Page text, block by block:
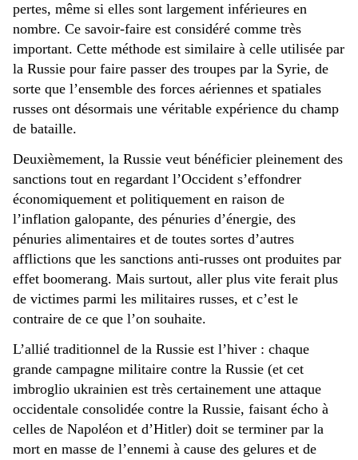
pertes, même si elles sont largement inférieures en
nombre. Ce savoir-faire est considéré comme très
important. Cette méthode est similaire à celle utilisée par
la Russie pour faire passer des troupes par la Syrie, de
sorte que l’ensemble des forces aériennes et spatiales
russes ont désormais une véritable expérience du champ
de bataille.
Deuxièmement, la Russie veut bénéficier pleinement des
sanctions tout en regardant l’Occident s’effondrer
économiquement et politiquement en raison de
l’inflation galopante, des pénuries d’énergie, des
pénuries alimentaires et de toutes sortes d’autres
afflictions que les sanctions anti-russes ont produites par
effet boomerang. Mais surtout, aller plus vite ferait plus
de victimes parmi les militaires russes, et c’est le
contraire de ce que l’on souhaite.
L’allié traditionnel de la Russie est l’hiver : chaque
grande campagne militaire contre la Russie (et cet
imbroglio ukrainien est très certainement une attaque
occidentale consolidée contre la Russie, faisant écho à
celles de Napoléon et d’Hitler) doit se terminer par la
mort en masse de l’ennemi à cause des gelures et de